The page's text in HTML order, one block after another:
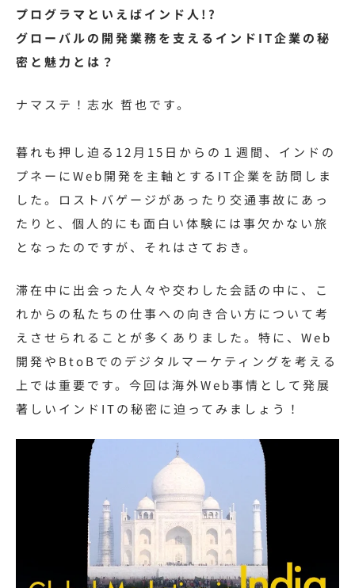
プログラマといえばインド人!?
グローバルの開発業務を支えるインドIT企業の秘
密と魅力とは？
ナマステ！志水 哲也です。
暮れも押し迫る12月15日からの１週間、インドの
プネーにWeb開発を主軸とするIT企業を訪問しま
した。ロストバゲージがあったり交通事故にあっ
たりと、個人的にも面白い体験には事欠かない旅
となったのですが、それはさておき。
滞在中に出会った人々や交わした会話の中に、こ
れからの私たちの仕事への向き合い方について考
えさせられることが多くありました。特に、Web
開発やBtoBでのデジタルマーケティングを考える
上では重要です。今回は海外Web事情として発展
著しい インドITの秘密に迫ってみましょう！